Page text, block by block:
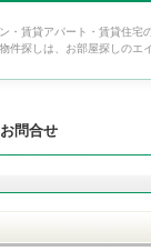
・賃貸アパート・賃貸住宅
件探しは、お部屋探しのエ
お問合せ